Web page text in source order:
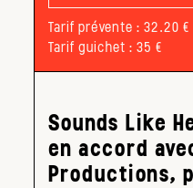
Tarif prévente : 32.20 €
Tarif guichet : 35 €
Sounds Like
en accord
Productions,